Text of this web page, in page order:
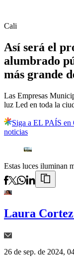
Cali
Así será el
alumbrado
más grande
Las Empresas
luz Led en toda la
Siga a EL PAÍS en
noticias
Estas luces iluminan
Laura
26 de sep. de 2024,